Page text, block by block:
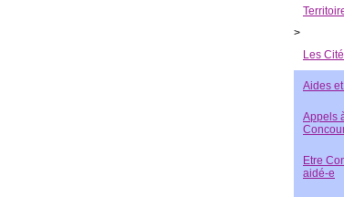
>
Les
Aides
Appels
Etre
aidé-e